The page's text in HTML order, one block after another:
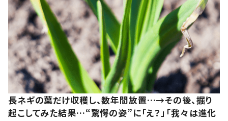
長ネギの葉だけ収穫し、数年間放置…→その後、掘り
起こしてみた結果…“驚愕の姿”に「え？」「我々は進化